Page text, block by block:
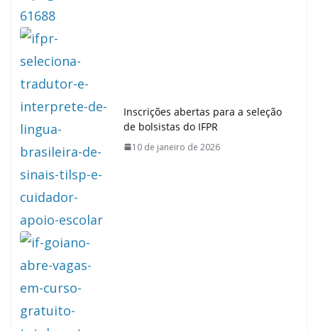
Inscrições abertas para a seleção
de bolsistas do IFPR
10 de janeiro de 2026